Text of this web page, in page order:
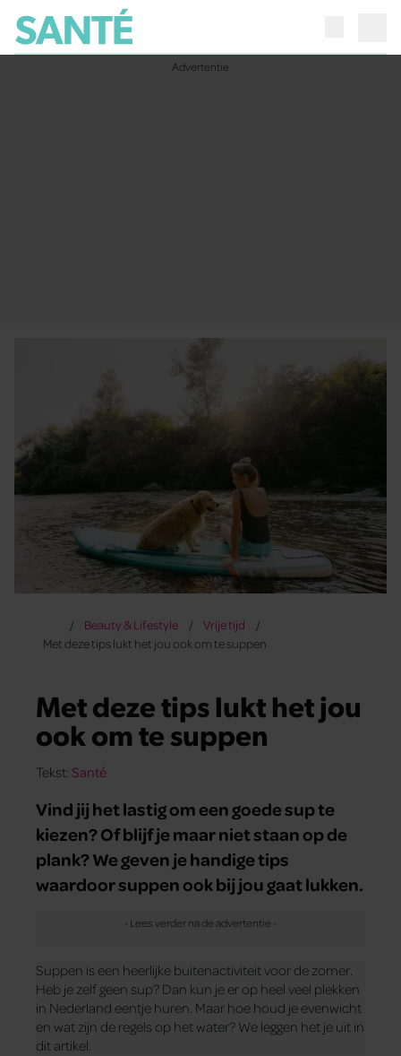
Beauty & Lifestyle
Vrije tijd
Met deze tips lukt het jou ook om te suppen
Met deze tips lukt het jou
ook om te suppen
Tekst: Santé
Vind jij het lastig om een goede sup te
kiezen? Of blijf je maar niet staan op de
plank? We geven je handige tips
waardoor suppen ook bij jou gaat lukken.
Suppen is een heerlijke buitenactiviteit voor de zomer.
Heb je zelf geen sup? Dan kun je er op heel veel plekken
in Nederland eentje huren. Maar hoe houd je evenwicht
en wat zijn de regels op het water? We leggen het je uit in
dit artikel.